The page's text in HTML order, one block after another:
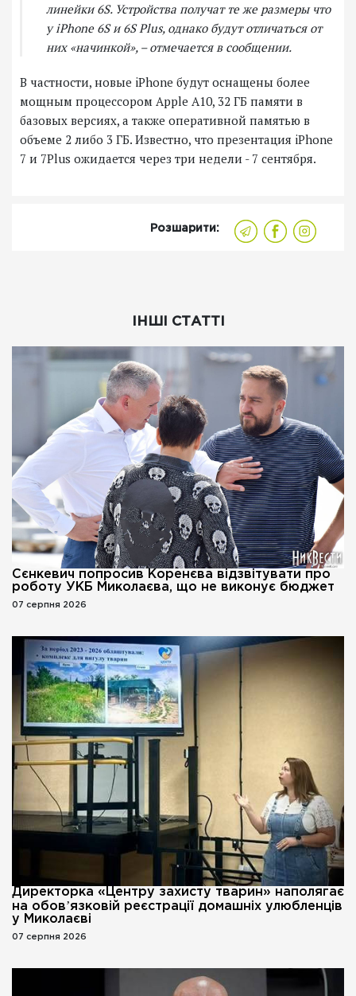
линейки 6S. Устройства получат те же размеры что
у iPhone 6S и 6S Plus, однако будут отличаться от
них «начинкой», – отмечается в сообщении.
В частности, новые iPhone будут оснащены более
мощным процессором Apple A10, 32 ГБ памяти в
базовых версиях, а также оперативной памятью в
объеме 2 либо 3 ГБ. Известно, что презентация iPhone
7 и 7Plus ожидается через три недели - 7 сентября.
Розшарити:
ІНШІ СТАТТІ
Сєнкевич попросив Коренєва відзвітувати про
роботу УКБ Миколаєва, що не виконує бюджет
07 серпня 2026
Директорка «Центру захисту тварин» наполягає
на обовʼязковій реєстрації домашніх улюбленців
у Миколаєві
07 серпня 2026